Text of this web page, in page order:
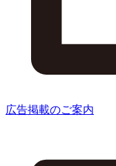
広告掲載のご案内